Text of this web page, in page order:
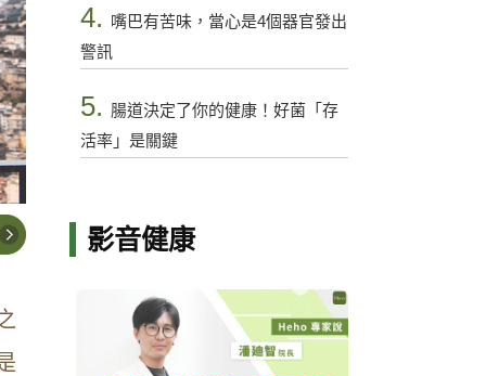
4. 嘴巴有苦味，當心是4個器官發出
警訊
5. 腸道決定了你的健康！好菌「存
活率」是關鍵
影音健康